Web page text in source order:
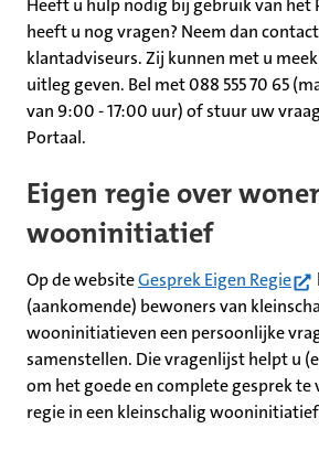
Heeft u hulp nodig bij gebruik van het
heeft u nog vragen? Neem dan
klantadviseurs. Zij kunnen met u
uitleg geven. Bel met 088 555 70 65
van 9:00 - 17:00 uur) of stuur uw
Portaal.
Eigen regie over
wooninitiatief
Op de websiteGesprek Eigen Regie
(aankomende) bewoners van
wooninitiatieven een persoonlijke
samenstellen. Die vragenlijst helpt u
om het goede en complete gesprek te
regie in een kleinschalig